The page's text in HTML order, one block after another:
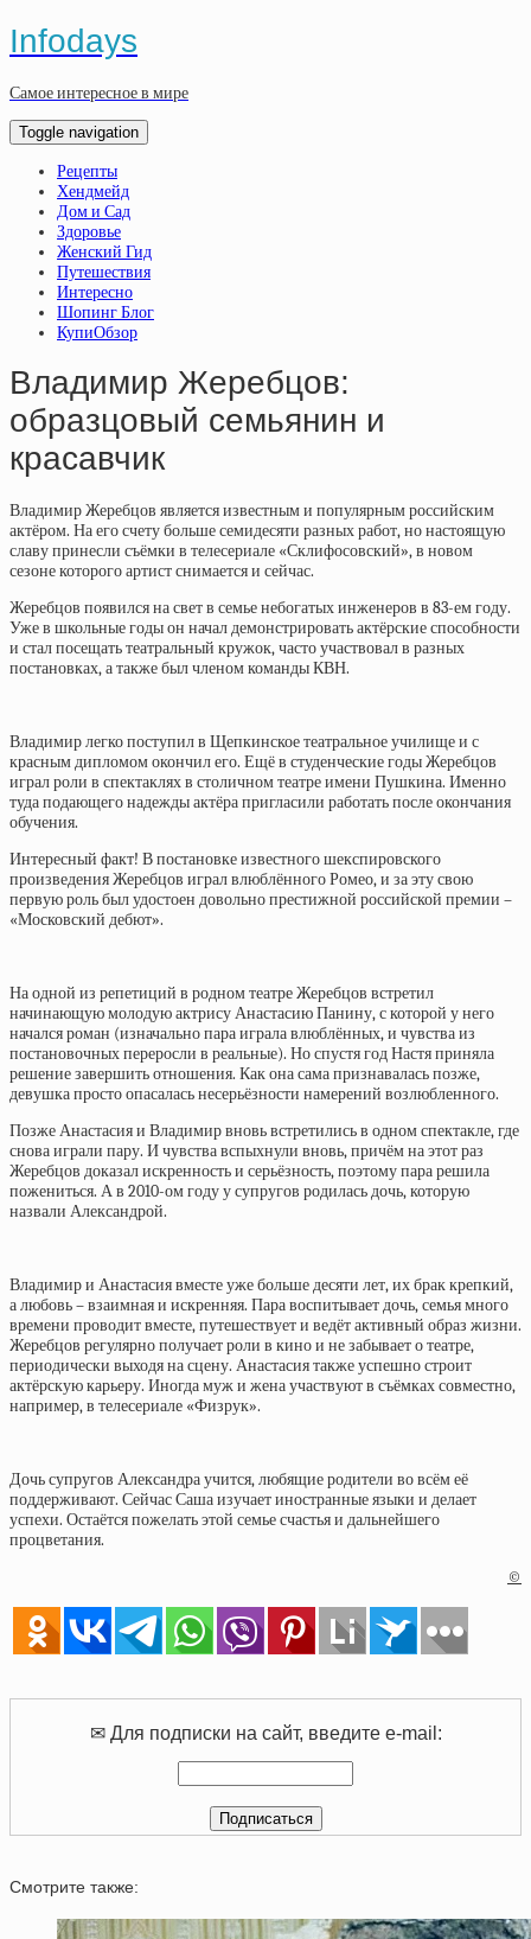
Infodays
Самое интересное в мире
Toggle navigation
Рецепты
Хендмейд
Дом и Сад
Здоровье
Женский Гид
Путешествия
Интересно
Шопинг Блог
КупиОбзор
Владимир Жеребцов:
образцовый семьянин и
красавчик
Владимир Жеребцов является известным и популярным российским
актёром. На его счету больше семидесяти разных работ, но настоящую
славу принесли съёмки в телесериале «Склифосовский», в новом
сезоне которого артист снимается и сейчас.
Жеребцов появился на свет в семье небогатых инженеров в 83-ем году.
Уже в школьные годы он начал демонстрировать актёрские способности
и стал посещать театральный кружок, часто участвовал в разных
постановках, а также был членом команды КВН.
Владимир легко поступил в Щепкинское театральное училище и с
красным дипломом окончил его. Ещё в студенческие годы Жеребцов
играл роли в спектаклях в столичном театре имени Пушкина. Именно
туда подающего надежды актёра пригласили работать после окончания
обучения.
Интересный факт! В постановке известного шекспировского
произведения Жеребцов играл влюблённого Ромео, и за эту свою
первую роль был удостоен довольно престижной российской премии –
«Московский дебют».
На одной из репетиций в родном театре Жеребцов встретил
начинающую молодую актрису Анастасию Панину, с которой у него
начался роман (изначально пара играла влюблённых, и чувства из
постановочных переросли в реальные). Но спустя год Настя приняла
решение завершить отношения. Как она сама признавалась позже,
девушка просто опасалась несерьёзности намерений возлюбленного.
Позже Анастасия и Владимир вновь встретились в одном спектакле, где
снова играли пару. И чувства вспыхнули вновь, причём на этот раз
Жеребцов доказал искренность и серьёзность, поэтому пара решила
пожениться. А в 2010-ом году у супругов родилась дочь, которую
назвали Александрой.
Владимир и Анастасия вместе уже больше десяти лет, их брак крепкий,
а любовь – взаимная и искренняя. Пара воспитывает дочь, семья много
времени проводит вместе, путешествует и ведёт активный образ жизни.
Жеребцов регулярно получает роли в кино и не забывает о театре,
периодически выходя на сцену. Анастасия также успешно строит
актёрскую карьеру. Иногда муж и жена участвуют в съёмках совместно,
например, в телесериале «Физрук».
Дочь супругов Александра учится, любящие родители во всём её
поддерживают. Сейчас Саша изучает иностранные языки и делает
успехи. Остаётся пожелать этой семье счастья и дальнейшего
процветания.
©
✉ Для подписки на сайт, введите e-mail:
Смотрите также: